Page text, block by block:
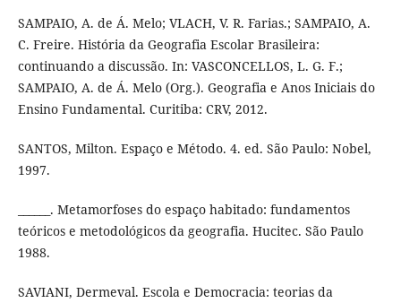
SAMPAIO, A. de Á. Melo; VLACH, V. R. Farias.; SAMPAIO, A.
C. Freire. História da Geografia Escolar Brasileira:
continuando a discussão. In: VASCONCELLOS, L. G. F.;
SAMPAIO, A. de Á. Melo (Org.). Geografia e Anos Iniciais do
Ensino Fundamental. Curitiba: CRV, 2012.
SANTOS, Milton. Espaço e Método. 4. ed. São Paulo: Nobel,
1997.
______. Metamorfoses do espaço habitado: fundamentos
teóricos e metodológicos da geografia. Hucitec. São Paulo
1988.
SAVIANI, Dermeval. Escola e Democracia: teorias da